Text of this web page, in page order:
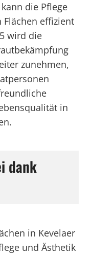
die Pflege
effizient
wird die
zunehmen,
in
dank
in Kevelaer
und Ästhetik